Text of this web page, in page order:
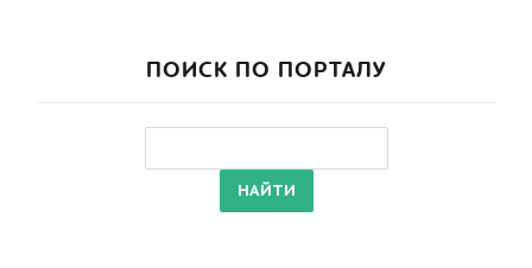
ПОИСК ПО ПОРТАЛУ